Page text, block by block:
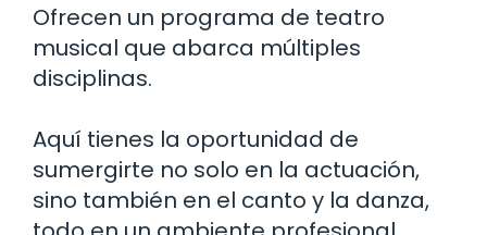
Ofrecen un programa de teatro
musical que abarca múltiples
disciplinas.
Aquí tienes la oportunidad de
sumergirte no solo en la actuación,
sino también en el canto y la danza,